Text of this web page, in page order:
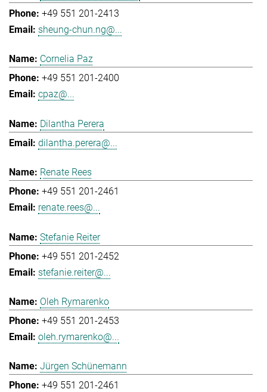
+49 551 201-2413
sheung-chun.ng@...
Cornelia Paz
+49 551 201-2400
cpaz@...
Dilantha Perera
dilantha.perera@...
Renate Rees
+49 551 201-2461
renate.rees@...
Stefanie Reiter
+49 551 201-2452
stefanie.reiter@...
Oleh Rymarenko
+49 551 201-2453
oleh.rymarenko@...
Jürgen Schünemann
+49 551 201-2461